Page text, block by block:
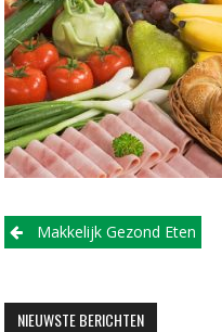
PostMakkelijk Gezond Eten
NIEUWSTE BERICHTEN